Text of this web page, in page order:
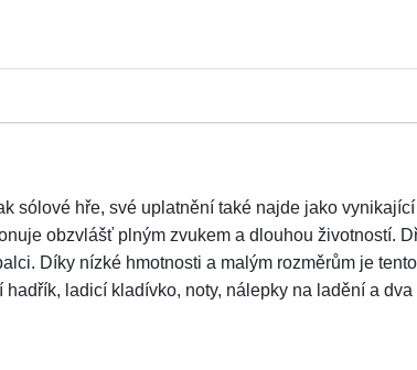
sólové hře, své uplatnění také najde jako
obzvlášť plným zvukem a dlouhou životností.
Díky nízké hmotnosti a malým rozměrům je
ladicí kladívko, noty, nálepky na ladění a